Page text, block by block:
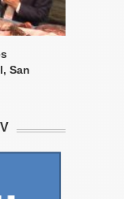
San